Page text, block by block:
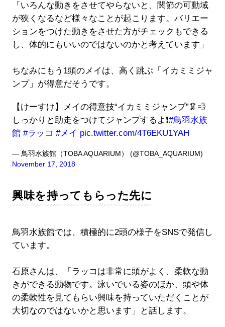
「いろんな動きをさせてやらないと、関節の可動域
が狭くなるなど様々なことが起こります。バリエー
ションをつけた動きをさせた方がチェックもできる
し、体的にもいいのではないのかと考えています」
ちなみにもう1頭のメイは、高く跳ぶ「イカミミジャ
ンプ」が得意だそうです。
【けーすけ】メイの得意技“イカミミジャンプ”🦑💨
しっかりと助走をつけてジャンプするよ❗️#鳥羽水族
館 #ラッコ #メイ pic.twitter.com/4T6EKU1YAH
— 鳥羽水族館（TOBA AQUARIUM） (@TOBA_AQUARIUM)
November 17, 2018
興味を持ってもらった先に
鳥羽水族館では、積極的に2頭の様子をSNSで発信し
ています。
石原さんは、「ラッコは非常に頭がよく、柔軟な動
きができる動物です。泳いでいる姿のほか、頭や体
の柔軟性を見てもらい興味を持っていただくことが
大切なのではないかと思います」と話します。